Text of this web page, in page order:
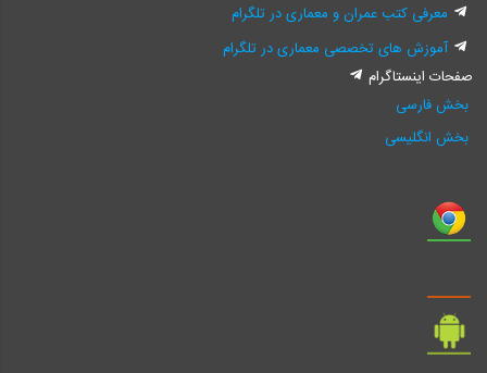
معرفی کتب عمران و معماری در تلگرام
آموزش های تخصصی معماری در تلگرام
صفحات اینستاگرام
بخش فارسی
بخش انگلیسی